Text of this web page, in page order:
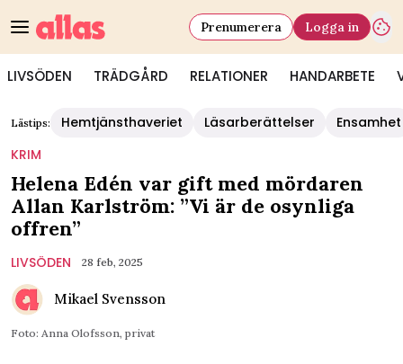
LIVSÖDEN TRÄDGÅRD RELATIONER HANDARBETE
Prenumerera Logga in
Lästips: Hemtjänsthaveriet Läsarberättelser
Ensamhet
KRIM
Helena Edén var gift med mördaren
Allan Karlström: ”Vi är de osynliga
offren”
LIVSÖDEN 28 feb, 2025
Mikael Svensson
Foto: Anna Olofsson, privat